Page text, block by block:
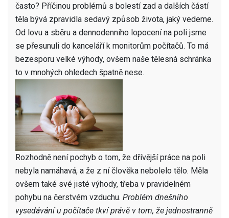
často? Příčinou problémů s bolestí zad a dalších částí
těla bývá zpravidla sedavý způsob života, jaký vedeme.
Od lovu a sběru a dennodenního lopocení na poli jsme
se přesunuli do kanceláří k monitorům počítačů. To má
bezesporu velké výhody, ovšem naše tělesná schránka
to v mnohých ohledech špatně nese.
Rozhodně není pochyb o tom, že dřívější práce na poli
nebyla namáhavá, a že z ní člověka nebolelo tělo. Měla
ovšem také své jisté výhody, třeba v pravidelném
pohybu na čerstvém vzduchu. Problém dnešního
vysedávání u počítače tkví právě v tom, že jednostranně